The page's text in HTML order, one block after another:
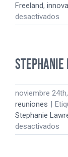
Freeland,
desactivados
11
noviembre
reuniones |
Stephanie
desactivados